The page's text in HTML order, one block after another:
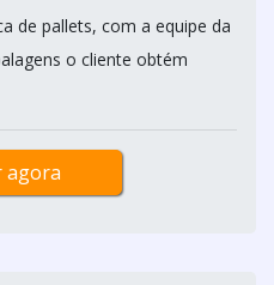
de pallets, com a equipe da
o cliente obtém
agora